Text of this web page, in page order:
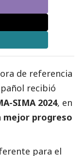
de referencia
recibió
SIMA 2024, en
mejor progreso
para el